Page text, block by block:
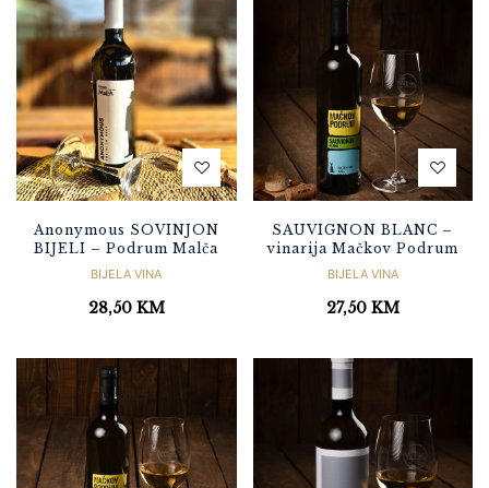
Anonymous SOVINJON
BIJELI – Podrum Malča
BIJELA VINA
28,50 KM
SAUVIGNON BLANC –
vinarija Mačkov Podrum
BIJELA VINA
27,50 KM